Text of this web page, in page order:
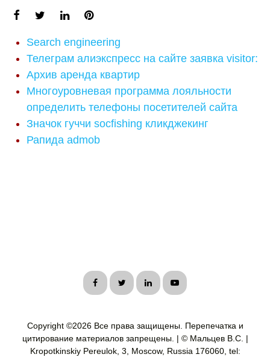
Search engineering
Телеграм алиэкспресс на сайте заявка visitor:
Архив аренда квартир
Многоуровневая программа лояльности
определить телефоны посетителей сайта
Значок гуччи socfishing кликджекинг
Рапида admob
Copyright ©2026 Все права защищены. Перепечатка и
цитирование материалов запрещены. | © Мальцев В.С. |
Kropotkinskiy Pereulok, 3, Moscow, Russia 176060, tel: